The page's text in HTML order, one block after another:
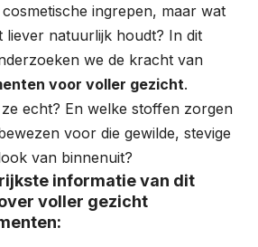
ingrepen, maar wat
liever natuurlijk houdt? In dit
we de kracht van
voor voller gezicht.
ze echt? En welke stoffen zorgen
voor die gewilde, stevige
van binnenuit?
informatie van dit
voller gezicht